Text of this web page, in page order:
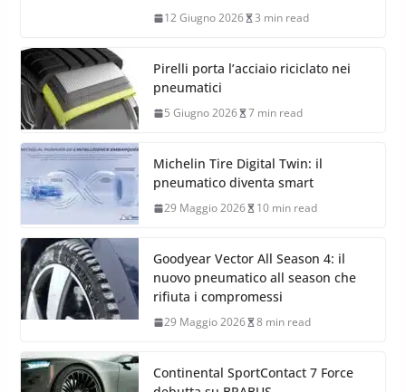
12 Giugno 2026 3 min read
Pirelli porta l’acciaio riciclato nei
pneumatici
5 Giugno 2026 7 min read
Michelin Tire Digital Twin: il
pneumatico diventa smart
29 Maggio 2026 10 min read
Goodyear Vector All Season 4: il
nuovo pneumatico all season che
rifiuta i compromessi
29 Maggio 2026 8 min read
Continental SportContact 7 Force